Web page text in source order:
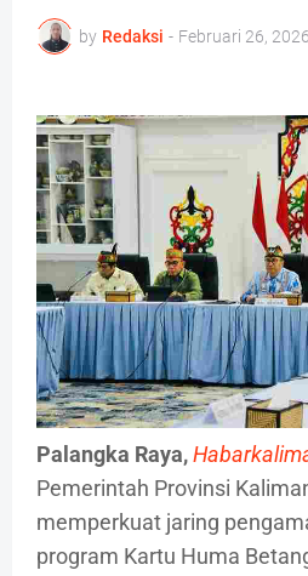
by Redaksi - Februari 26, 2026
Palangka Raya,
Pemerintah Provinsi
memperkuat jaring
program Kartu Huma